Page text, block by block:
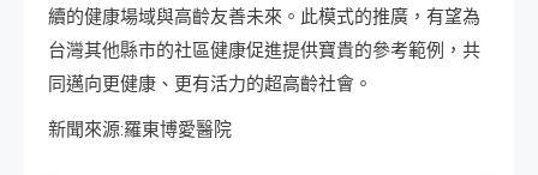
續的健康場域與高齡友善未來。此模式的推廣，有望為
台灣其他縣市的社區健康促進提供寶貴的參考範例，共
同邁向更健康、更有活力的超高齡社會。
新聞來源:羅東博愛醫院